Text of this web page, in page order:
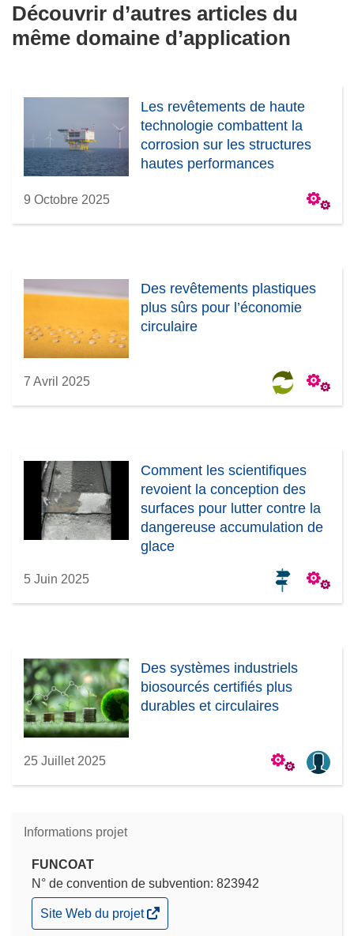
Découvrir d’autres articles du
même domaine d’application
Les revêtements de haute
technologie combattent la
corrosion sur les structures
hautes performances
9 Octobre 2025
Des revêtements plastiques
plus sûrs pour l’économie
circulaire
7 Avril 2025
Comment les scientifiques
revoient la conception des
surfaces pour lutter contre la
dangereuse accumulation de
glace
5 Juin 2025
Des systèmes industriels
biosourcés certifiés plus
durables et circulaires
25 Juillet 2025
Informations projet
FUNCOAT
N° de convention de subvention: 823942
(s’ouvre
dans
Site Web du projet